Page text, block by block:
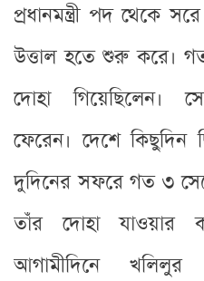
প্রধানমন্ত্রী পদ থেকে
উত্তাল হতে শুরু করে।
দোহা গিয়েছিলেন।
ফেরেন। দেশে কিছুদিন
দুদিনের সফরে গত ৩
তাঁর দোহা যাওয়ার
আগামীদিনে